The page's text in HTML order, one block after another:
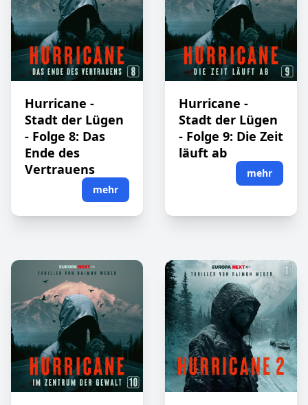
Hurricane -
Stadt der Lügen
- Folge 8: Das
Ende des
Vertrauens
mehr
Hurricane -
Stadt der Lügen
- Folge 9: Die Zeit
läuft ab
mehr